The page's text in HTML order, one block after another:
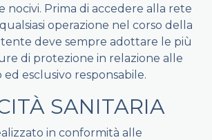
nocivi. Prima di accedere alla rete
operazione nel corso della
deve sempre adottare le più
di protezione in relazione alle
ed esclusivo responsabile.
SANITARIA
in conformità alle